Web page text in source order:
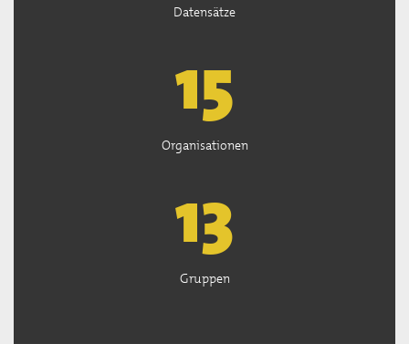
Datensätze
15
Organisationen
13
Gruppen